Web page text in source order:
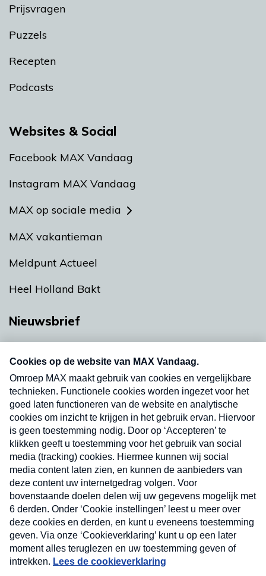
Prijsvragen
Puzzels
Recepten
Podcasts
Websites & Social
Facebook MAX Vandaag
Instagram MAX Vandaag
MAX op sociale media
MAX vakantieman
Meldpunt Actueel
Heel Holland Bakt
Nieuwsbrief
nieuwsbrief. Elke vrijdag- en dinsdagochtend in
uw mailbox.
Verzend
Nieuwsbrief
Neem hier een gratis abonnement op onze
nieuwsbrief. Elke vrijdag- en dinsdagochtend in uw